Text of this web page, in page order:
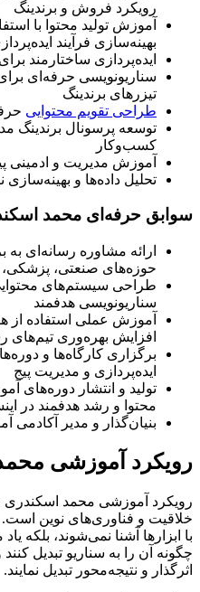
رویکرد فروش و برندینگ
آموزش تولید محتوا با
بهینه‌سازی فرآیند
ایده‌پردازی ساختارمند
سناریونویسی حرفه‌ای
تیزرهای برندینگ
طراحی تقویم محتوایی
توسعه پرسونال برندینگ
کسب‌وکار
آموزش مدیریت و ادمینی
تحلیل داده‌ها و بهینه‌سازی
سوابق حرفه‌ای محمد
ارائه مشاوره رسانه‌ای
حوزه‌های صنعتی،
طراحی سیستم‌های
سناریونویسی هدفمند
آموزش عملی استفاده از
افزایش بهره‌وری تیم‌های
برگزاری کارگاه‌ها و
ایده‌پردازی و مدیریت پیج
تولید و انتشار دوره‌های
محتوا و رشد هدفمند در
بنیان‌گذار و مدیر
رویکرد آموزشی
رویکرد آموزشی محمد اسکندری
خلاقیت و فناوری‌های نوین است.
با ابزارها آشنا نمی‌شوند، بلکه
چگونه آن را به سناریو تبدیل
اثرگذار و نتیجه‌محور تبدیل نمایند.